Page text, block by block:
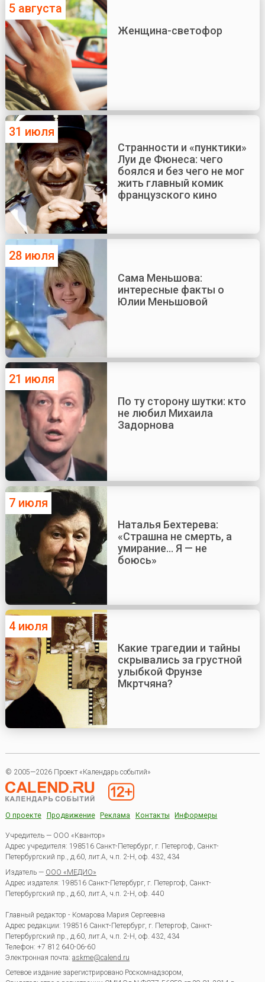
5 августа
Женщина-светофор
31 июля
Странности и «пунктики»
Луи де Фюнеса: чего
боялся и без чего не мог
жить главный комик
французского кино
28 июля
Сама Меньшова:
интересные факты о
Юлии Меньшовой
21 июля
По ту сторону шутки: кто
не любил Михаила
Задорнова
7 июля
Наталья Бехтерева:
«Страшна не смерть, а
умирание... Я — не
боюсь»
4 июля
Какие трагедии и тайны
скрывались за грустной
улыбкой Фрунзе
Мкртчяна?
© 2005—2026 Проект «Календарь событий»
О проекте Продвижение Реклама Контакты Информеры
Учредитель — ООО «Квантор»
Адрес учредителя: 198516 Санкт-Петербург, г. Петергоф, Санкт-
Петербургский пр., д.60, лит.А, ч.п. 2-Н, оф. 432, 434
Издатель — ООО «МЕДИО»
Адрес издателя: 198516 Санкт-Петербург, г. Петергоф, Санкт-
Петербургский пр., д.60, лит.А, ч.п. 2-Н, оф. 440
Главный редактор - Комарова Мария Сергеевна
Адрес редакции: 198516 Санкт-Петербург, г. Петергоф Санкт-
Петербургский пр., д.60, лит.А, ч.п. 2-Н, оф. 432, 434
Телефон: +7 812 640-06-60
Электронная почта: askme@calend.ru
Сетевое издание зарегистрировано Роскомнадзором,